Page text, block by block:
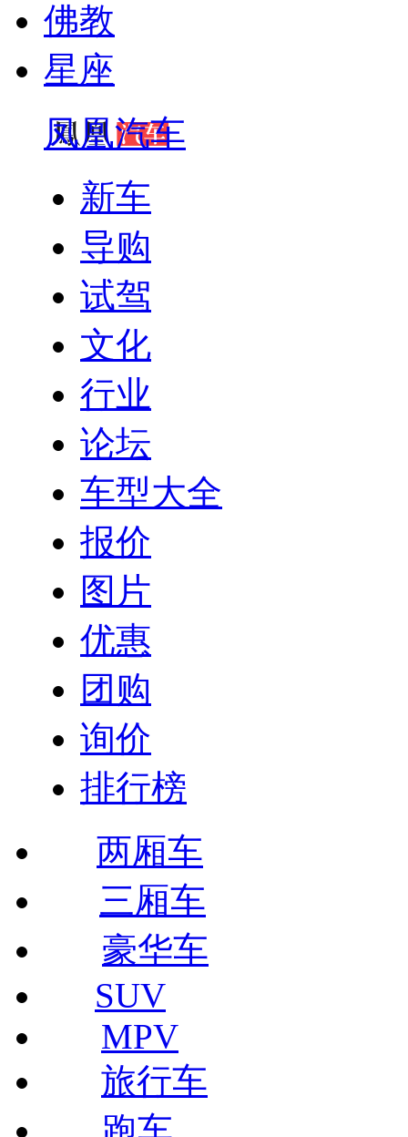
佛教
星座
凤凰汽车
新车
导购
试驾
文化
行业
论坛
车型大全
报价
图片
优惠
团购
询价
排行榜
两厢车
三厢车
豪华车
SUV
MPV
旅行车